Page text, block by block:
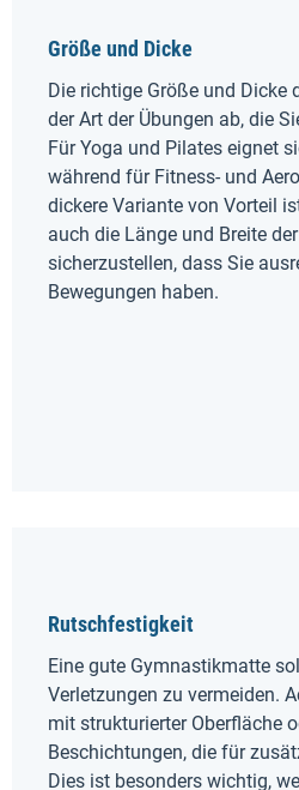
Größe und Dicke
Die richtige Größe und Dicke
der Art der Übungen ab, die
Für Yoga und Pilates eignet
während für Fitness- und
dickere Variante von Vorteil
auch die Länge und Breite
sicherzustellen, dass Sie
Bewegungen haben.
Rutschfestigkeit
Eine gute Gymnastikmatte
Verletzungen zu vermeiden.
mit strukturierter Oberfläche
Beschichtungen, die für
Dies ist besonders wichtig,